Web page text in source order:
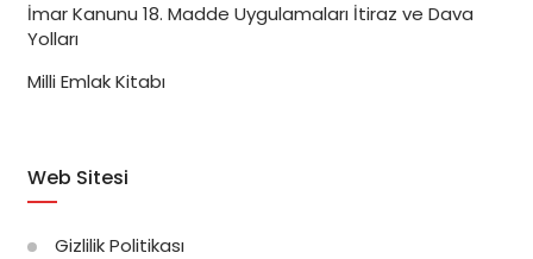
İmar Kanunu 18. Madde Uygulamaları İtiraz ve Dava
Yolları
Milli Emlak Kitabı
Web Sitesi
Gizlilik Politikası